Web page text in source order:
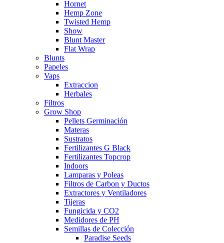
Hornet
Hemp Zone
Twisted Hemp
Show
Blunt Master
Flat Wrap
Blunts
Papeles
Vaps
Extraccion
Herbales
Filtros
Grow Shop
Pellets Germinación
Materas
Sustratos
Fertilizantes G Black
Fertilizantes Topcrop
Indoors
Lamparas y Poleas
Filtros de Carbon y Ductos
Extractores y Ventiladores
Tijeras
Fungicida y CO2
Medidores de PH
Semillas de Colección
Paradise Seeds